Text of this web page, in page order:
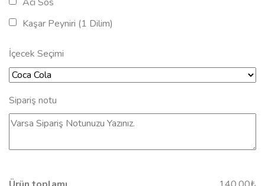
Kaşar Peyniri (1 Dilim)
İçecek Seçimi
Sipariş notu